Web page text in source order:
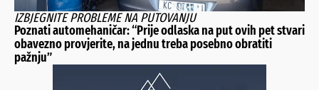
IZBJEGNITE PROBLEME NA PUTOVANJU
Poznati automehaničar: “Prije odlaska na put ovih pet stvari
obavezno provjerite, na jednu treba posebno obratiti
pažnju”